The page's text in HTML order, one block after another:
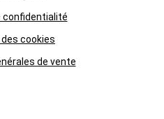
confidentialité
cookies
de vente